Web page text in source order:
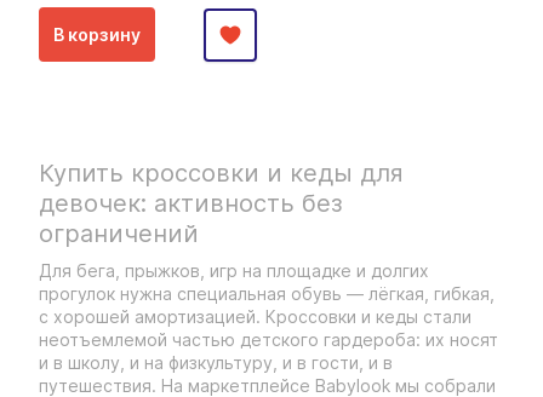
В корзину
Купить кроссовки и кеды для
девочек: активность без
ограничений
Для бега, прыжков, игр на площадке и долгих
прогулок нужна специальная обувь — лёгкая, гибкая,
с хорошей амортизацией. Кроссовки и кеды стали
неотъемлемой частью детского гардероба: их носят
и в школу, и на физкультуру, и в гости, и в
путешествия. На маркетплейсе Babylook мы собрали